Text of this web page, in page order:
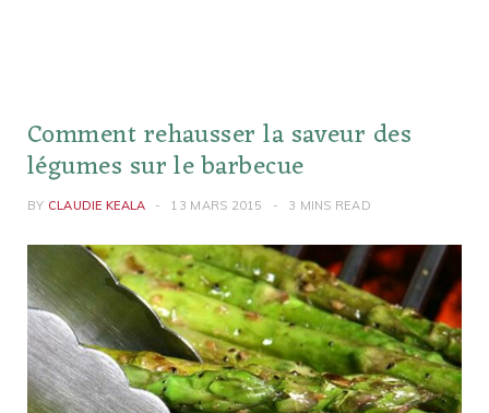
Comment rehausser la saveur des
légumes sur le barbecue
BY CLAUDIE KEALA 13 MARS 2015 3 MINS READ